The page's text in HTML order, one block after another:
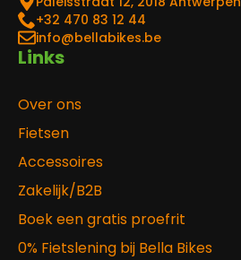
‎+32 470 83 12 44
info@bellabikes.be
Links
Over ons
Fietsen
Accessoires
Zakelijk/B2B
Boek een gratis proefrit
0% Fietslening bij Bella Bikes